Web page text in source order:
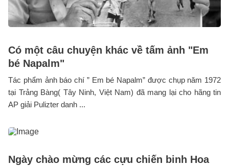
Có một câu chuyện khác về tấm ảnh "Em
bé Napalm"
Tác phẩm ảnh báo chí ” Em bé Napalm” được chụp năm 1972
tại Trảng Bàng( Tây Ninh, Việt Nam) đã mang lại cho hãng tin
AP giải Pulizter danh ...
Ngày chào mừng các cựu chiến binh Hoa